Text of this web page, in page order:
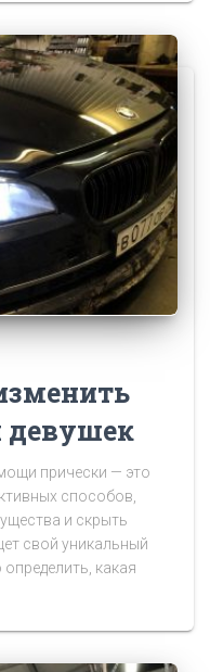
девушек
прически — это
способов,
и скрыть
свой уникальный
какая